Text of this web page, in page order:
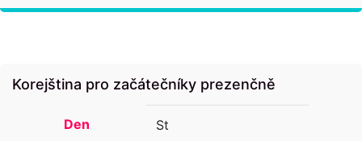
Korejština pro začátečníky prezenčně
Den St